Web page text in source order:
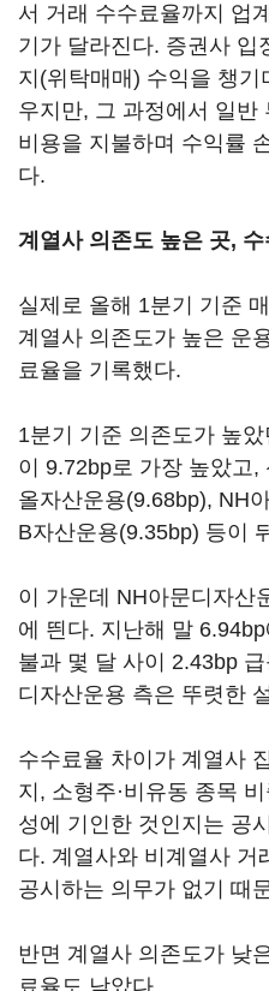
서 거래 수수료율까지 업
기가 달라진다. 증권사 입
지(위탁매매) 수익을 챙기
우지만, 그 과정에서 일반
비용을 지불하며 수익률
다.
계열사 의존도 높은 곳,
실제로 올해 1분기 기준
계열사 의존도가 높은 운
료율을 기록했다.
1분기 기준 의존도가 높
이 9.72bp로 가장 높았고
올자산운용(9.68bp), NH
B자산운용(9.35bp) 등이
이 가운데 NH아문디자산
에 띈다. 지난해 말
불과 몇 달 사이 2.43bp
디자산운용 측은 뚜렷한
수수료율 차이가 계열사
지, 소형주·비유동 종목
성에 기인한 것인지는 공
다. 계열사와 비계열사 거
공시하는 의무가 없기 때
반면 계열사 의존도가 낮
료율도 낮았다.